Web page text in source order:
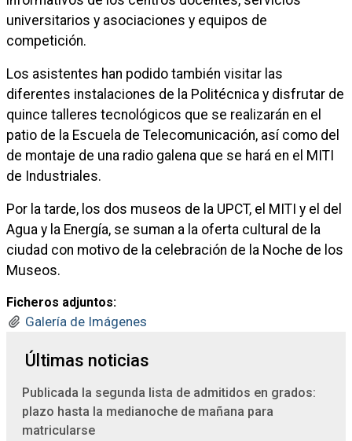
universitarios y asociaciones y equipos de
competición.
Los asistentes han podido también visitar las
diferentes instalaciones de la Politécnica y disfrutar de
quince talleres tecnológicos que se realizarán en el
patio de la Escuela de Telecomunicación, así como del
de montaje de una radio galena que se hará en el MITI
de Industriales.
Por la tarde, los dos museos de la UPCT, el MITI y el del
Agua y la Energía, se suman a la oferta cultural de la
ciudad con motivo de la celebración de la Noche de los
Museos.
Ficheros adjuntos:
Galería de Imágenes
Últimas noticias
Publicada la segunda lista de admitidos en grados:
plazo hasta la medianoche de mañana para
matricularse